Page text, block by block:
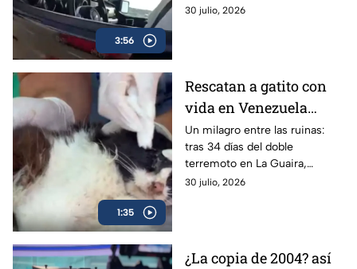
3:56
detenido tras negarse a una
30 julio, 2026
1:35
Rescatan a gatito con
vida en Venezuela
después de 34 días bajo
los escombros
Un milagro entre las ruinas:
tras 34 días del doble
terremoto en La Guaira,
voluntarios lograron rescatar a
30 julio, 2026
¿La copia de 2004? así